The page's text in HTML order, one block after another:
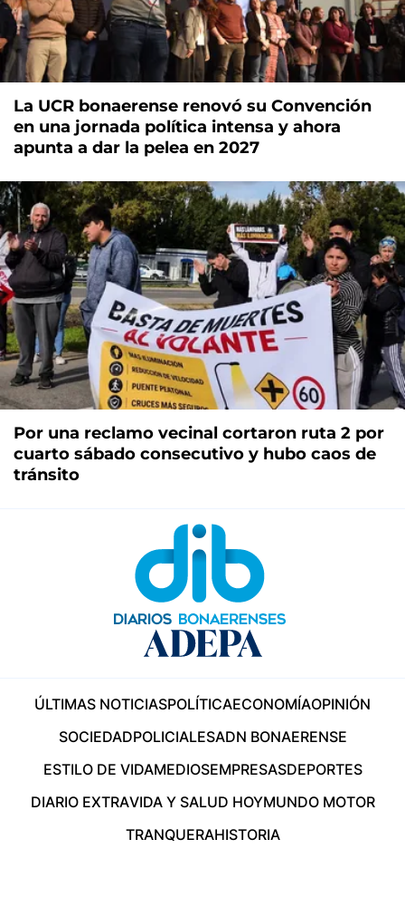
La UCR bonaerense renovó su Convención
en una jornada política intensa y ahora
apunta a dar la pelea en 2027
Por una reclamo vecinal cortaron ruta 2 por
cuarto sábado consecutivo y hubo caos de
tránsito
ÚLTIMAS NOTICIASPOLÍTICAECONOMÍAOPINIÓN
SOCIEDADPOLICIALESADN BONAERENSE
ESTILO DE VIDAMEDIOSEMPRESASDEPORTES
DIARIO EXTRAVIDA Y SALUD HOYMUNDO MOTOR
TRANQUERAHISTORIA